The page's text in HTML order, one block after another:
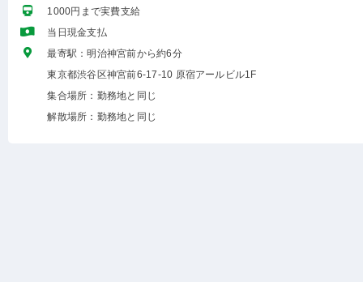
1000円まで実費支給
当日現金支払
最寄駅：明治神宮前から約6分
東京都渋谷区神宮前6-17-10 原宿アールビル1F
集合場所：勤務地と同じ
解散場所：勤務地と同じ